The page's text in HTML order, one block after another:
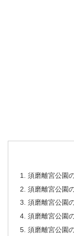
須磨離宮公園
須磨離宮公園
須磨離宮公園
須磨離宮公園
須磨離宮公園